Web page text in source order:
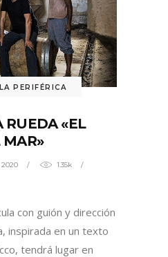
LA PERIFÉRICA
RUEDA «EL
MAR»
2020 1.35k
con guión y dirección
inspirada en un texto
tendrá lugar en